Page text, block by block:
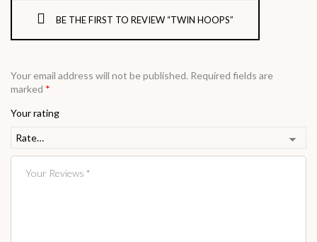
BE THE FIRST TO REVIEW “TWIN HOOPS”
Your email address will not be published. Required fields are
marked *
Your rating